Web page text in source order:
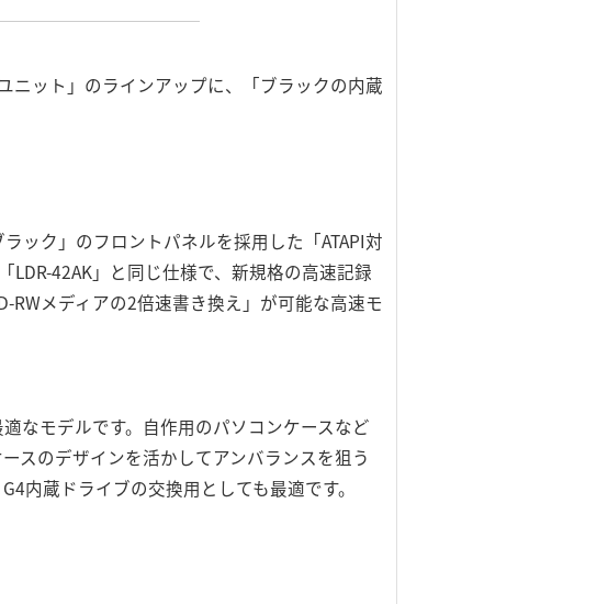
ニット」のラインアップに、「ブラックの内蔵
ック」のフロントパネルを採用した「ATAPI対
LDR-42AK」と同じ仕様で、新規格の高速記録
RWメディアの2倍速書き換え」が可能な高速モ
なモデルです。自作用のパソコンケースなど
スのデザインを活かしてアンバランスを狙う
内蔵ドライブの交換用としても最適です。